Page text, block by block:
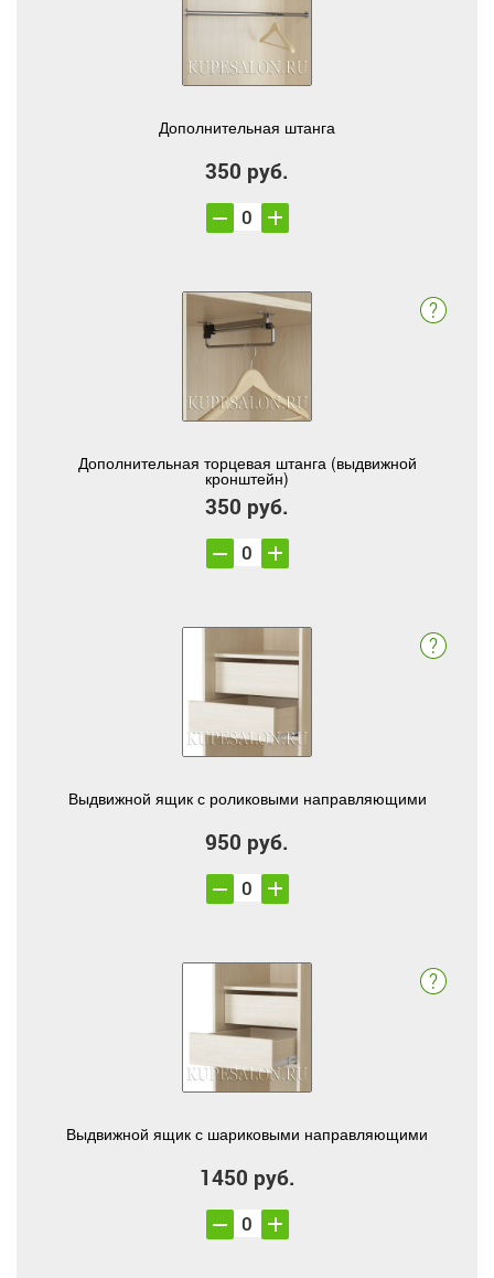
Дополнительная штанга
350 руб.
Дополнительная торцевая штанга (выдвижной
кронштейн)
350 руб.
Выдвижной ящик с роликовыми направляющими
950 руб.
Выдвижной ящик с шариковыми направляющими
1450 руб.